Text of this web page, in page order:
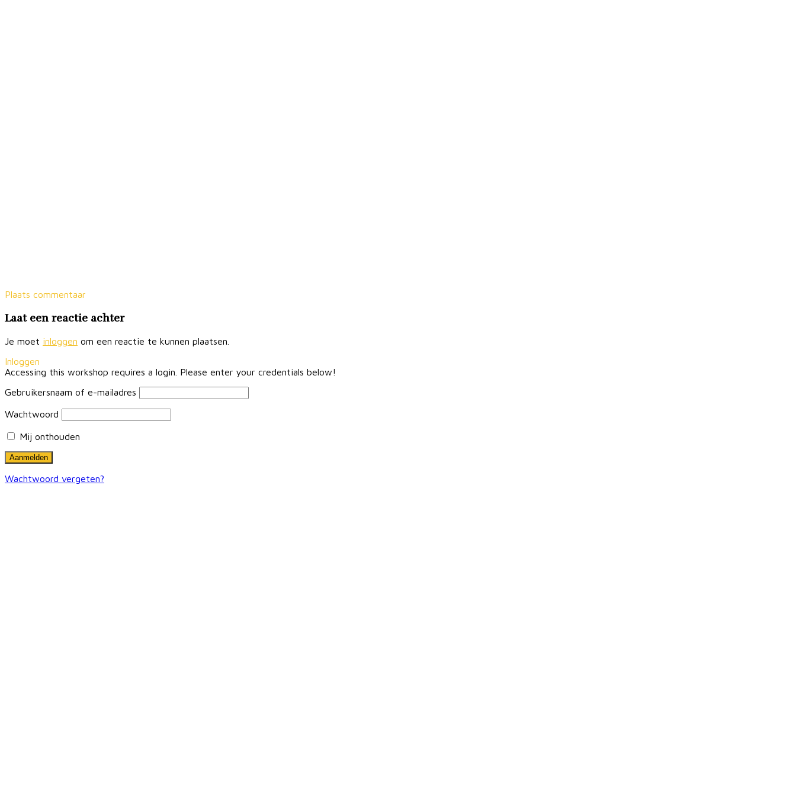
Plaats commentaar
Laat een reactie achter
Je moet inloggen om een reactie te kunnen plaatsen.
Inloggen
Accessing this workshop requires a login. Please enter your credentials below!
Gebruikersnaam of e-mailadres
Wachtwoord
Mij onthouden
Wachtwoord vergeten?